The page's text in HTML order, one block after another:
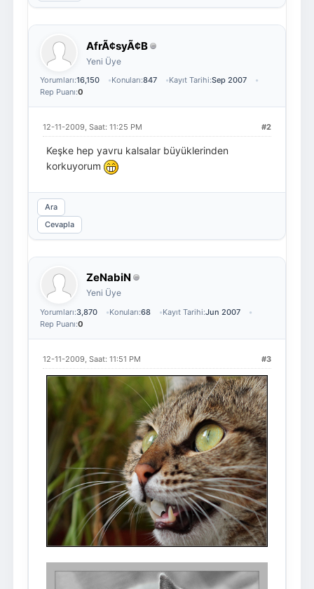
AfrÃ¢syÃ¢B
Yeni Üye
Yorumları:16,150 Konuları:847 Kayıt Tarihi:Sep 2007
Rep Puanı:0
#2
12-11-2009, Saat: 11:25 PM
Keşke hep yavru kalsalar büyüklerinden
korkuyorum
Ara
Cevapla
ZeNabiN
Yeni Üye
Yorumları:3,870 Konuları:68 Kayıt Tarihi:Jun 2007
Rep Puanı:0
#3
12-11-2009, Saat: 11:51 PM